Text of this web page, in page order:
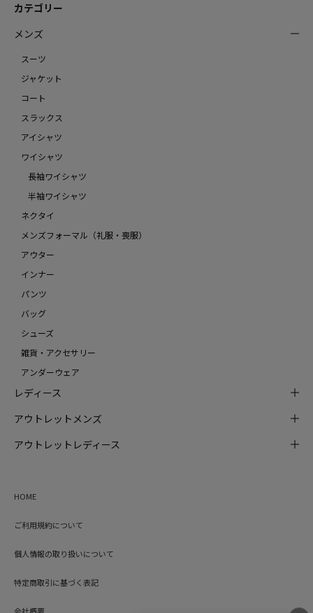
カテゴリー
メンズ
スーツ
ジャケット
コート
スラックス
アイシャツ
ワイシャツ
長袖ワイシャツ
半袖ワイシャツ
ネクタイ
メンズフォーマル（礼服・喪服）
アウター
インナー
パンツ
バッグ
シューズ
雑貨・アクセサリー
アンダーウェア
レディース
アウトレットメンズ
アウトレットレディース
HOME
ご利用規約について
個人情報の取り扱いについて
特定商取引に基づく表記